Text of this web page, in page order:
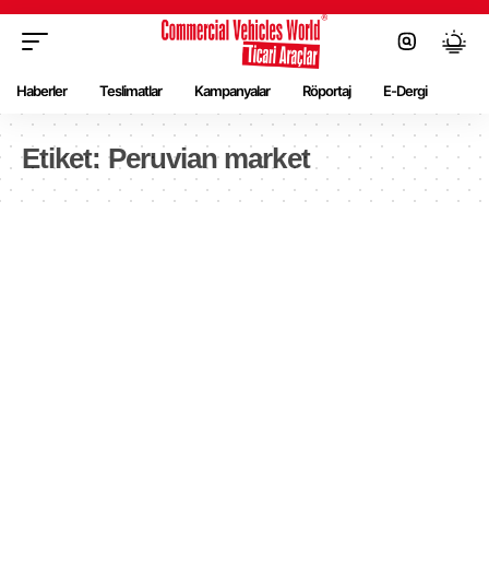
Haberler Teslimatlar Kampanyalar Röportaj E-Dergi
Etiket: Peruvian market